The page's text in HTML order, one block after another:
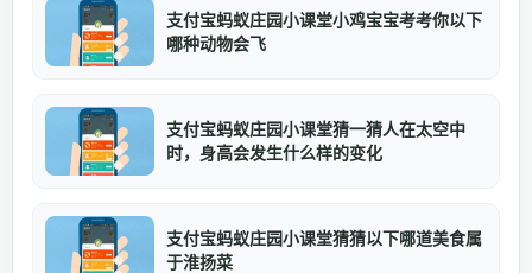
支付宝蚂蚁庄园小课堂小鸡宝宝考考你以下
哪种动物会飞
支付宝蚂蚁庄园小课堂猜一猜人在太空中
时，身高会发生什么样的变化
支付宝蚂蚁庄园小课堂猜猜以下哪道美食属
于淮扬菜